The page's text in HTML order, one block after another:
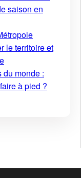
saison en
le territoire et
monde :
à pied ?